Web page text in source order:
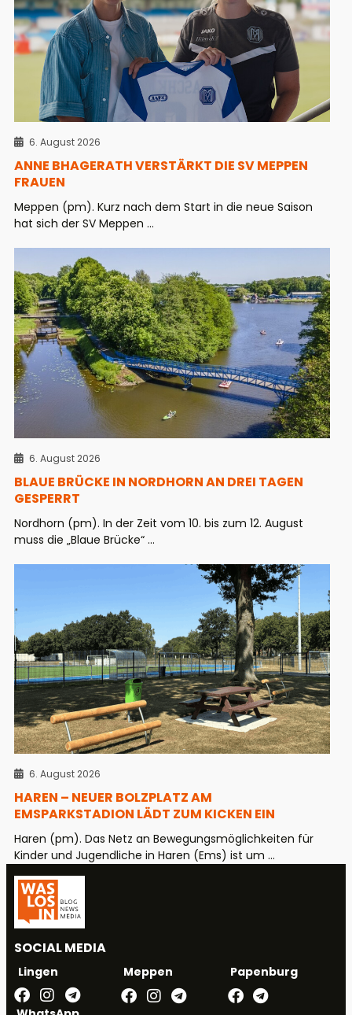
6. August 2026
ANNE BHAGERATH VERSTÄRKT DIE SV MEPPEN
FRAUEN
Meppen (pm). Kurz nach dem Start in die neue Saison
hat sich der SV Meppen ...
6. August 2026
BLAUE BRÜCKE IN NORDHORN AN DREI TAGEN
GESPERRT
Nordhorn (pm). In der Zeit vom 10. bis zum 12. August
muss die „Blaue Brücke“ ...
6. August 2026
HAREN – NEUER BOLZPLATZ AM
EMSPARKSTADION LÄDT ZUM KICKEN EIN
Haren (pm). Das Netz an Bewegungsmöglichkeiten für
Kinder und Jugendliche in Haren (Ems) ist um ...
SOCIAL MEDIA
Lingen Meppen Papenburg